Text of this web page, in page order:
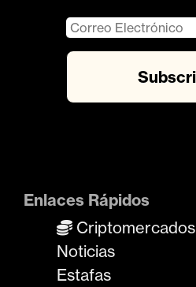
Enlaces Rápidos
Criptomercados
Noticias
Estafas